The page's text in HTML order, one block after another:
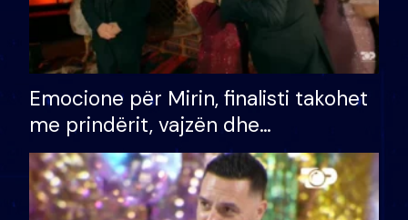
Emocione për Mirin, finalisti takohet
me prindërit, vajzën dhe
bashkëshorten: S’kemi ndonjë letër
divorci apo jo?